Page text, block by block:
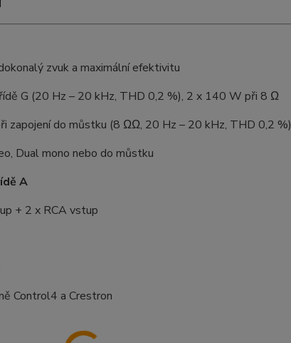
zvuk a maximální efektivitu
G (20 Hz – 20 kHz, THD 0,2 %), 2 x 140 W při 8 Ω
zapojení do můstku (8 ΩΩ, 20 Hz – 20 kHz, THD 0,2 %)
Dual mono nebo do můstku
A
+ 2 x RCA vstup
Control4 a Crestron